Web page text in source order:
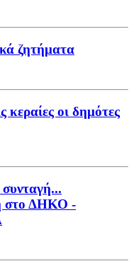
ζητήματα
κεραίες οι δημότες
συνταγή...
στο ΔΗΚΟ -